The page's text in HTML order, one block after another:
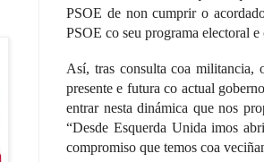
PSOE de non cumprir o
PSOE co seu programa electoral
Así, tras consulta coa militancia,
presente e futura co actual
entrar nesta dinámica que nos
“Desde Esquerda Unida imos
compromiso que temos coa